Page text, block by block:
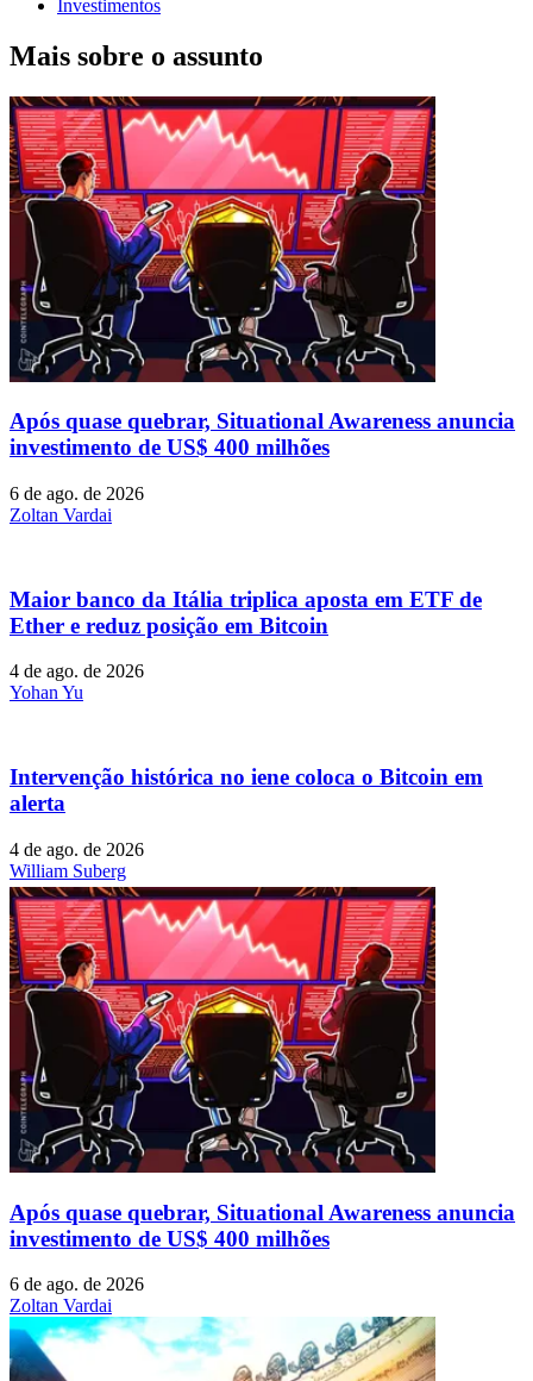
Investimentos
Mais sobre o assunto
Após quase quebrar, Situational Awareness anuncia
investimento de US$ 400 milhões
6 de ago. de 2026
Zoltan Vardai
Maior banco da Itália triplica aposta em ETF de
Ether e reduz posição em Bitcoin
4 de ago. de 2026
Yohan Yu
Intervenção histórica no iene coloca o Bitcoin em
alerta
4 de ago. de 2026
William Suberg
Após quase quebrar, Situational Awareness anuncia
investimento de US$ 400 milhões
6 de ago. de 2026
Zoltan Vardai